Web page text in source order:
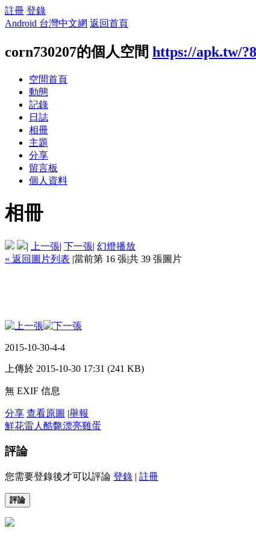
註冊 登錄
Android 台灣中文網 返回首頁
corn730207的個人空間 https://apk.tw/
空間首頁
動態
記錄
日誌
相冊
主題
分享
留言板
個人資料
相冊
| 上一張| 下一張| 幻燈播放
« 返回圖片列表 |當前第 16 張|共 39 張圖片
2015-10-30-4-4
上傳於 2015-10-30 17:31 (241 KB)
無 EXIF 信息
分享 查看原圖 |舉報
鮮花雷人 酷斃漂亮雞蛋
評論
您需要登錄後才可以評論 登錄 | 註冊
評論